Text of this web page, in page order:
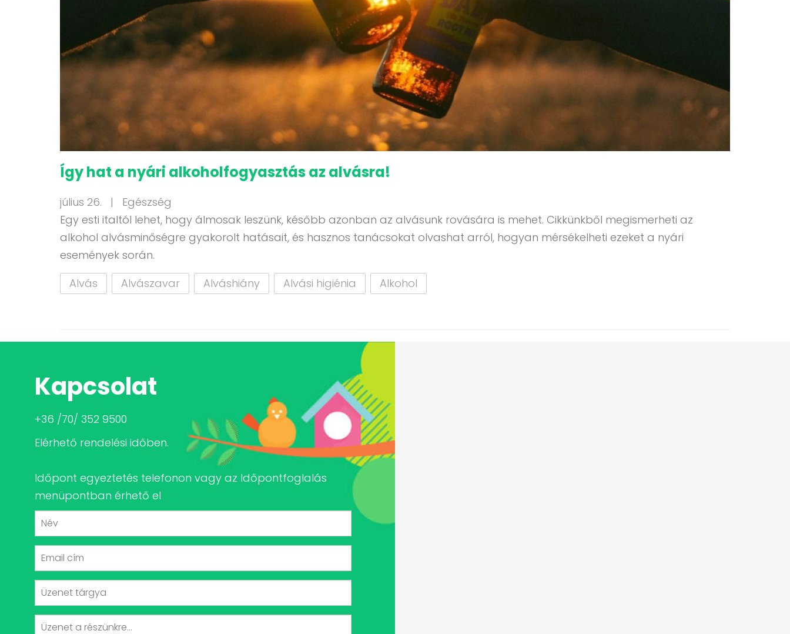
Így hat a nyári alkoholfogyasztás az alvásra!
július 26. | Egészség
Egy esti italtól lehet, hogy álmosak leszünk, később azonban az alvásunk rovására is mehet. Cikkünkből megismerheti az
alkohol alvásminőségre gyakorolt hatásait, és hasznos tanácsokat olvashat arról, hogyan mérsékelheti ezeket a nyári
események során.
Alvás
Alvászavar Alváshiány Alvási higiénia Alkohol
Kapcsolat
+36 /70/ 352 9500
Elérhető rendelési időben.
Időpont egyeztetés telefonon vagy az Időpontfoglalás
menüpontban érhető el